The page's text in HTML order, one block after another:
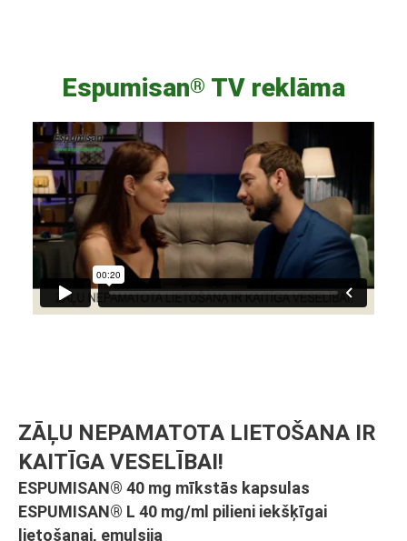
Espumisan® TV reklāma
Video
Player
ZĀĻU NEPAMATOTA LIETOŠANA IR
KAITĪGA VESELĪBAI!
ESPUMISAN® 40 mg mīkstās kapsulas
ESPUMISAN® L 40 mg/ml pilieni iekšķīgai
lietošanai, emulsija